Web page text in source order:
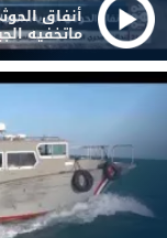
أنفاق
ماتخفيه